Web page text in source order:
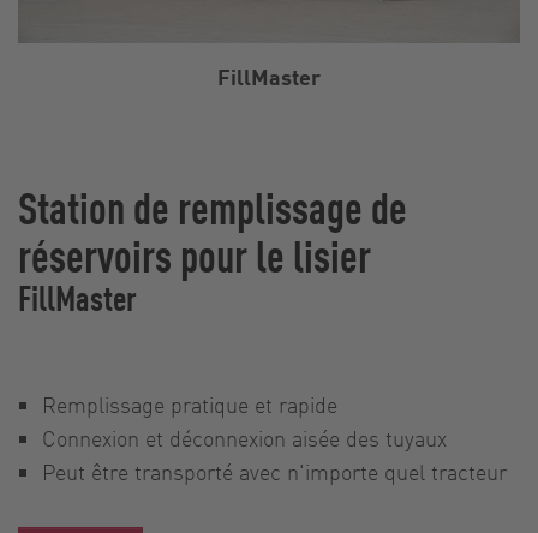
FillMaster
Station de remplissage de
réservoirs pour le lisier
FillMaster
Remplissage pratique et rapide
Connexion et déconnexion aisée des tuyaux
Peut être transporté avec n'importe quel tracteur